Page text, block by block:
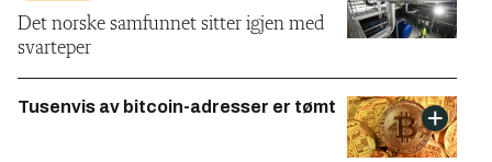
Det norske samfunnet sitter igjen med
svarteper
Tusenvis av bitcoin-adresser er tømt